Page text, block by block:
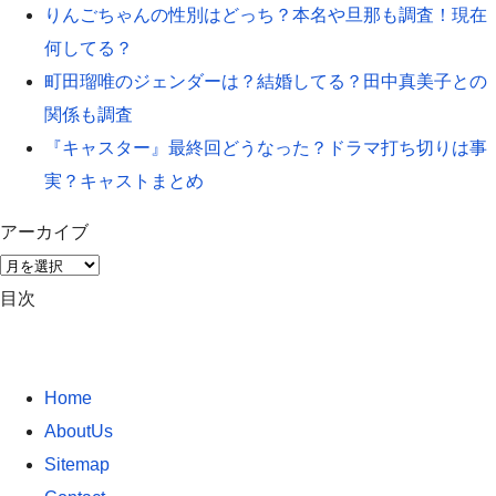
りんごちゃんの性別はどっち？本名や旦那も調査！現在
何してる？
町田瑠唯のジェンダーは？結婚してる？田中真美子との
関係も調査
『キャスター』最終回どうなった？ドラマ打ち切りは事
実？キャストまとめ
アーカイブ
ア
ー
目次
Home
AboutUs
Sitemap